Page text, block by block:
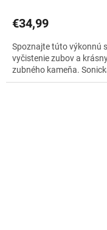
€34,99
Spoznajte túto výkonnú
vyčistenie zubov a
zubného kameňa.